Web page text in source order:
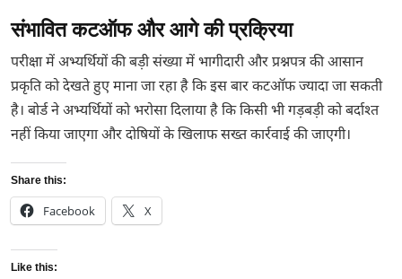
संभावित कटऑफ और आगे की प्रक्रिया
परीक्षा में अभ्यर्थियों की बड़ी संख्या में भागीदारी और प्रश्नपत्र की आसान
प्रकृति को देखते हुए माना जा रहा है कि इस बार कटऑफ ज्यादा जा सकती
है। बोर्ड ने अभ्यर्थियों को भरोसा दिलाया है कि किसी भी गड़बड़ी को बर्दाश्त
नहीं किया जाएगा और दोषियों के खिलाफ सख्त कार्रवाई की जाएगी।
Share this:
Facebook X
Like this: